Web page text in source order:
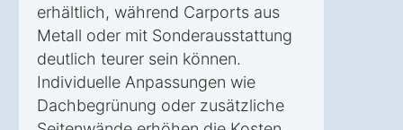
erhältlich, während Carports aus
Metall oder mit Sonderausstattung
deutlich teurer sein können.
Individuelle Anpassungen wie
Dachbegrünung oder zusätzliche